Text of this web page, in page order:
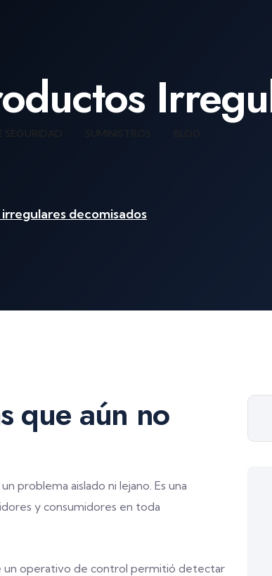
decomisados
que aún no
problema aislado ni lejano. Es una
y consumidores en toda
un operativo de control permitió detectar